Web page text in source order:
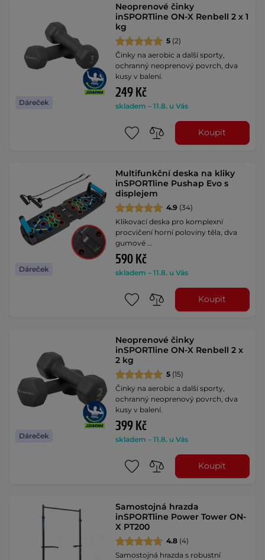
Dáreček
Neoprenové činky
inSPORTline ON-X Renbell 2 x 1
kg
5 (2)
Činky na aerobic a další sporty,
ochranný neoprenový povrch, dva
kusy v balení.
249 Kč
skladem – 11.8. u Vás
Koupit
Dáreček
Multifunkční deska na kliky
inSPORTline Pushap Evo s
displejem
4.9 (34)
Klikovací deska pro komplexní
procvičení horní poloviny těla, dva
gumové …
590 Kč
skladem – 11.8. u Vás
Koupit
Dáreček
Neoprenové činky
inSPORTline ON-X Renbell 2 x
2 kg
5 (15)
Činky na aerobic a další sporty,
ochranný neoprenový povrch, dva
kusy v balení.
399 Kč
skladem – 11.8. u Vás
Koupit
Samostojná hrazda
inSPORTline Power Tower ON-
X PT200
4.8 (4)
Samostojná hrazda s robustní